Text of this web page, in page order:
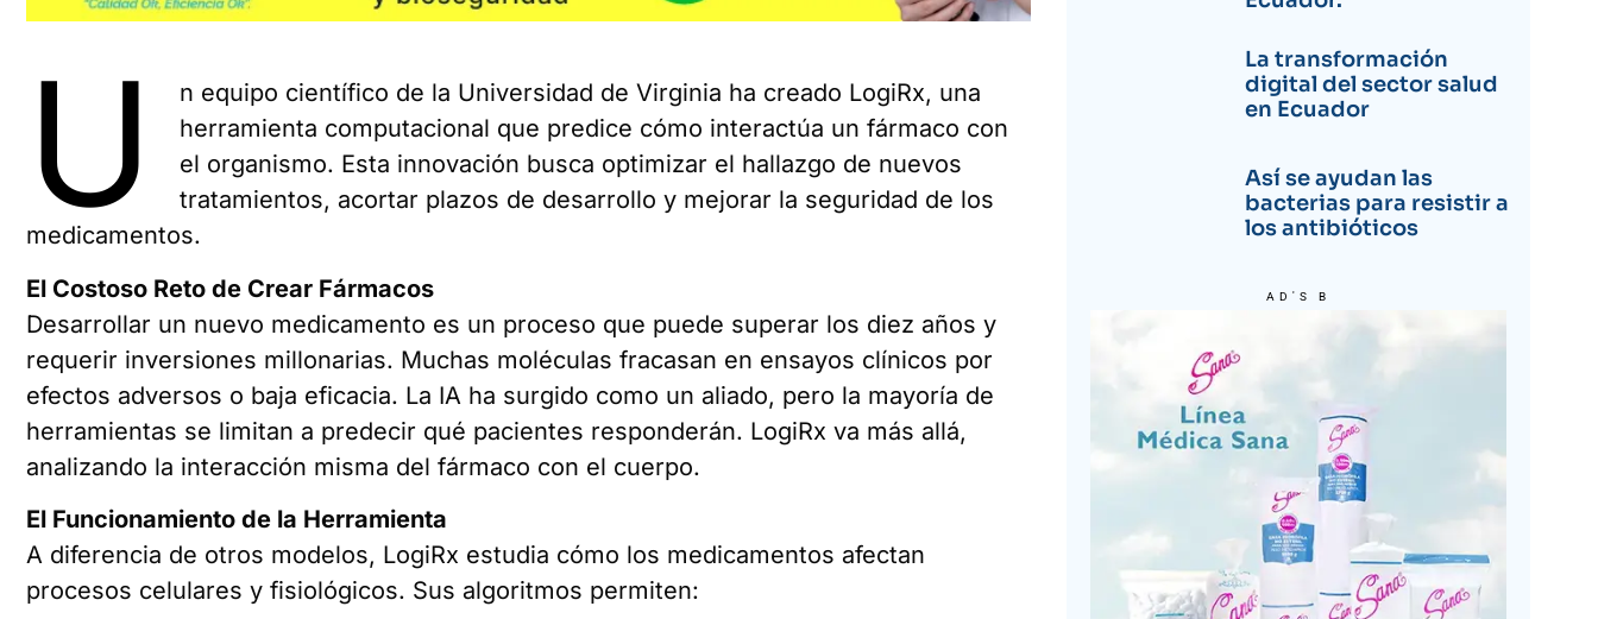
U
n equipo científico de la Universidad de Virginia ha creado LogiRx, una
herramienta computacional que predice cómo interactúa un fármaco con
el organismo. Esta innovación busca optimizar el hallazgo de nuevos
tratamientos, acortar plazos de desarrollo y mejorar la seguridad de los
medicamentos.
El Costoso Reto de Crear Fármacos
Desarrollar un nuevo medicamento es un proceso que puede superar los diez años y
requerir inversiones millonarias. Muchas moléculas fracasan en ensayos clínicos por
efectos adversos o baja eficacia. La IA ha surgido como un aliado, pero la mayoría de
herramientas se limitan a predecir qué pacientes responderán. LogiRx va más allá,
analizando la interacción misma del fármaco con el cuerpo.
El Funcionamiento de la Herramienta
A diferencia de otros modelos, LogiRx estudia cómo los medicamentos afectan
procesos celulares y fisiológicos. Sus algoritmos permiten:
La transformación
digital del sector salud
en Ecuador
Así se ayudan las
bacterias para resistir a
los antibióticos
AD'S B